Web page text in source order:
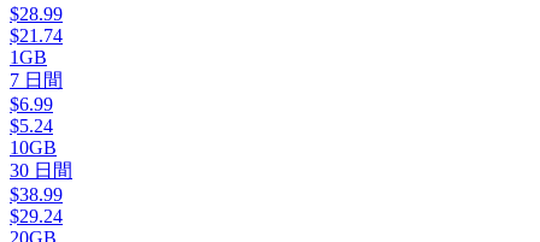
$28.99
$21.74
1GB
7 日間
$6.99
$5.24
10GB
30 日間
$38.99
$29.24